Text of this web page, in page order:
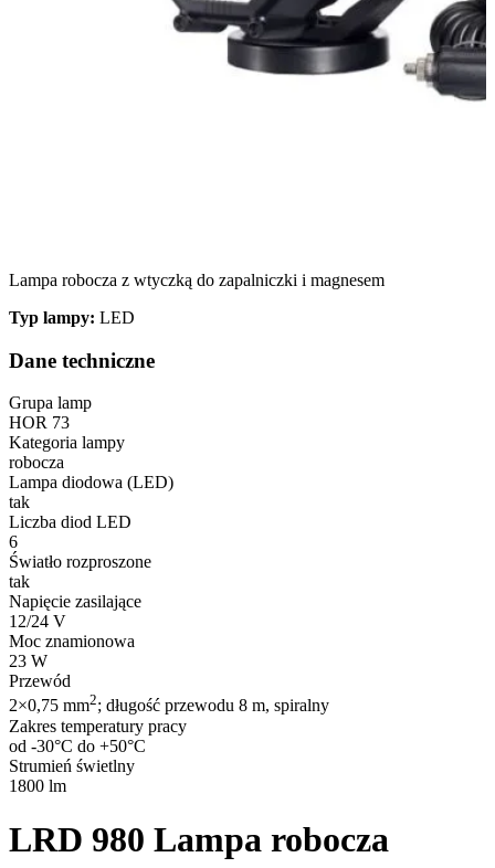
Lampa robocza z wtyczką do zapalniczki i magnesem
Typ lampy: LED
Dane techniczne
Grupa lamp
HOR 73
Kategoria lampy
robocza
Lampa diodowa (LED)
tak
Liczba diod LED
6
Światło rozproszone
tak
Napięcie zasilające
12/24 V
Moc znamionowa
23 W
Przewód
2×0,75 mm2; długość przewodu 8 m, spiralny
Zakres temperatury pracy
od -30°C do +50°C
Strumień świetlny
1800 lm
LRD 980 Lampa robocza